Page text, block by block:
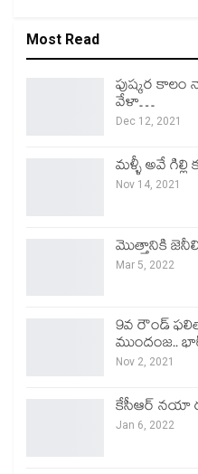
Most Read
పుష్కర
వేళా…
Dec 12, 2021
మళ్ళీ అవే గిల్లి
Nov 14, 2021
మొత్తానికి
Mar 5, 2022
9వ రౌండ్
ముందంజ..
Nov 2, 2021
కేసీఆర్ నయా
Jan 6, 2022